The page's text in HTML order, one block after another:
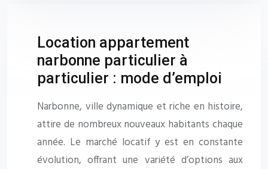
Location appartement
narbonne particulier à
particulier : mode d’emploi
Narbonne, ville dynamique et riche en histoire,
attire de nombreux nouveaux habitants chaque
année. Le marché locatif y est en constante
évolution, offrant une variété d’options aux